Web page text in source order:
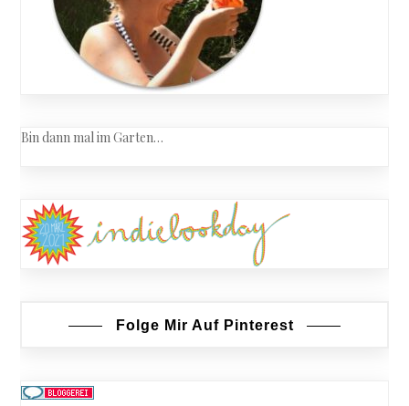
Bin dann mal im Garten…
Folge Mir Auf Pinterest